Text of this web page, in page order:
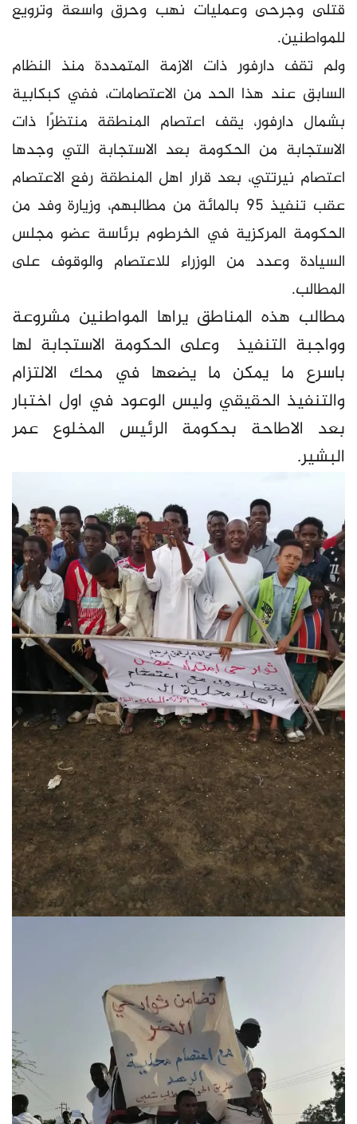
قتلى وجرحى وعمليات نهب وحرق واسعة وترويع
للمواطنين.
ولم تقف دارفور ذات الازمة المتمددة منذ النظام
السابق عند هذا الحد من الاعتصامات، ففي كبكابية
بشمال دارفور، يقف اعتصام المنطقة منتظرًا ذات
الاستجابة من الحكومة بعد الاستجابة التي وجدها
اعتصام نيرتتي، بعد قرار اهل المنطقة رفع الاعتصام
عقب تنفيذ 95 بالمائة من مطالبهم، وزيارة وفد من
الحكومة المركزية في الخرطوم برئاسة عضو مجلس
السيادة وعدد من الوزراء للاعتصام والوقوف على
المطالب.
مطالب هذه المناطق يراها المواطنين مشروعة
وواجبة التنفيذ وعلى الحكومة الاستجابة لها
باسرع ما يمكن ما يضعها في محك الالتزام
والتنفيذ الحقيقي وليس الوعود في اول اختبار
بعد الاطاحة بحكومة الرئيس المخلوع عمر
البشير.